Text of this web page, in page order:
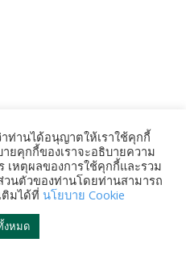
ท่านได้อนุญาตให้เราใช้คุกกี้
ยคุกกี้ของเราจะอธิบายความ
เหตุผลของการใช้คุกกี้และรวม
วนตัวของท่านโดยท่านสามารถ
ติมได้ที่ นโยบาย Cookie
งหมด